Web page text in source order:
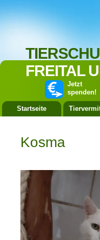
FREITAL
Jetzt
spenden!
Startseite
Kosma